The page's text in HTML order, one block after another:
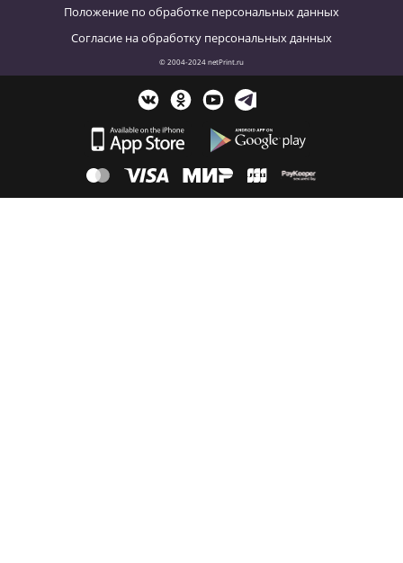
Положение по обработке персональных данных
Согласие на обработку персональных данных
© 2004-2024 netPrint.ru